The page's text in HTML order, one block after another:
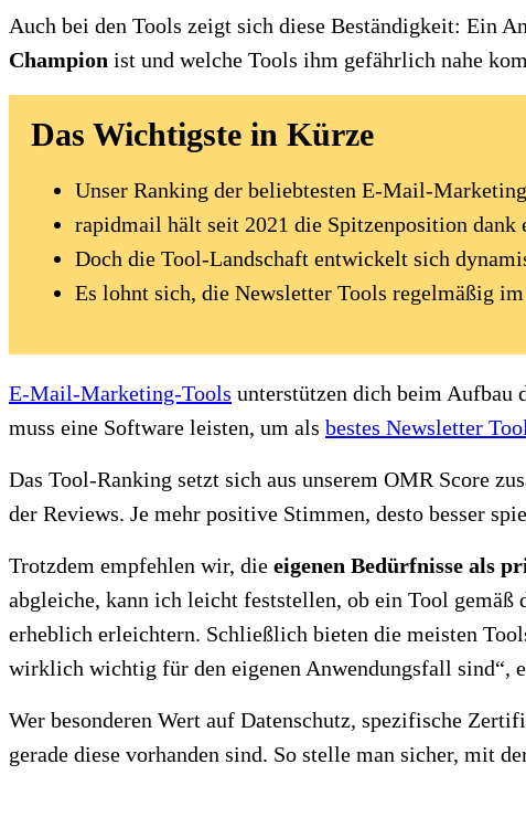
Auch bei den Tools zeigt sich diese Beständigkeit: Ein
Champion ist und welche Tools ihm gefährlich nahe
Das Wichtigste in Kürze
Unser Ranking der beliebtesten E-Mail-
rapidmail hält seit 2021 die Spitzenposition dank
Doch die Tool-Landschaft entwickelt sich
Es lohnt sich, die Newsletter Tools regelmäßig
E-Mail-Marketing-Tools unterstützen dich beim Aufbau
muss eine Software leisten, um als bestes Newsletter Tool
Das Tool-Ranking setzt sich aus unserem OMR Score
der Reviews. Je mehr positive Stimmen, desto besser
Trotzdem empfehlen wir, die eigenen Bedürfnisse als
abgleiche, kann ich leicht feststellen, ob ein Tool gemäß
erheblich erleichtern. Schließlich bieten die meisten
wirklich wichtig für den eigenen Anwendungsfall sind“,
Wer besonderen Wert auf Datenschutz, spezifische
gerade diese vorhanden sind. So stelle man sicher, mit